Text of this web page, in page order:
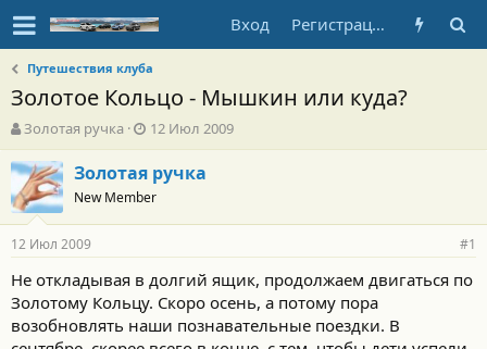
Вход Регистрация
Путешествия клуба
Золотое Кольцо - Мышкин или куда?
А
в
т
о
р
т
е
м
ы
Золотая ручка
Д
а
т
а
н
а
а
л
а
12 Июл 2009
Золотая ручка
New Member
12 Июл 2009 #1
Не откладывая в долгий ящик, продолжаем двигаться по
Золотому Кольцу. Скоро осень, а потому пора
возобновлять наши познавательные поездки. В